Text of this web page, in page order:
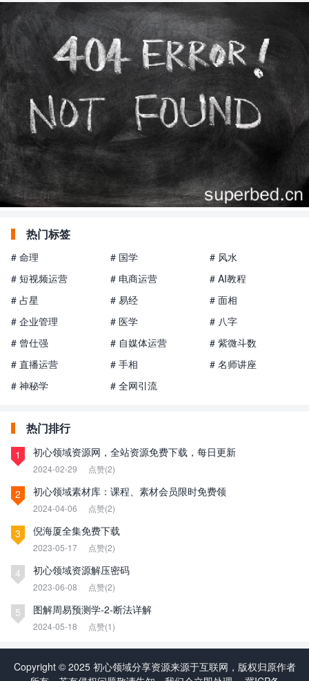
热门标签
# 命理 # 国学
# 风水
# 短视频运营
# 电商运营
# AI教程
# 占星
# 易经
# 面相
# 企业管理
# 医学
# 八字
# 曾仕强
# 自媒体运营
# 紫微斗数
# 直播运营
# 手相
# 名师讲座
# 神秘学
# 全网引流
热门排行
1 初心领域资源网，全站资源免费下载，每日更新
2024-02-29 点赞(2)
2 初心领域素材库：课程、素材会员限时免费领
2024-04-06 点赞(2)
3 倪海厦全集免费下载
2023-05-17 点赞(2)
4 初心领域资源解压密码
2023-06-08 点赞(2)
5 图解周易预测学-2-断法详解
2024-05-18 点赞(1)
Copyright © 2025 初心领域分享资源来源于互联网，版权归原作者